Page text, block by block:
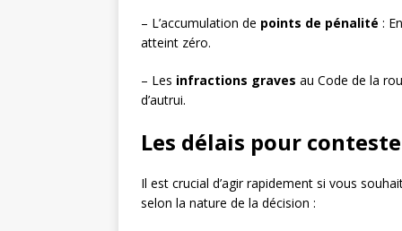
– L’accumulation de points de pénalité :
atteint zéro.
– Les infractions graves au Code de la
d’autrui.
Les délais pour
Il est crucial d’agir rapidement si vous
selon la nature de la décision :